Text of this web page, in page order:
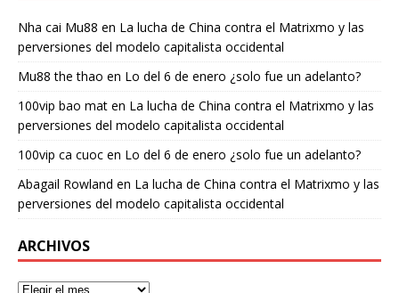
Nha cai Mu88 en La lucha de China contra el Matrixmo y las
perversiones del modelo capitalista occidental
Mu88 the thao en Lo del 6 de enero ¿solo fue un adelanto?
100vip bao mat en La lucha de China contra el Matrixmo y las
perversiones del modelo capitalista occidental
100vip ca cuoc en Lo del 6 de enero ¿solo fue un adelanto?
Abagail Rowland en La lucha de China contra el Matrixmo y las
perversiones del modelo capitalista occidental
ARCHIVOS